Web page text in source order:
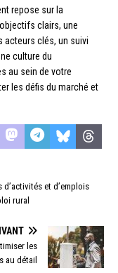
repose sur la
clairs, une
acteurs clés, un suivi
culture du
au sein de votre
les défis du marché et
et d’emplois
rural
les
au détail